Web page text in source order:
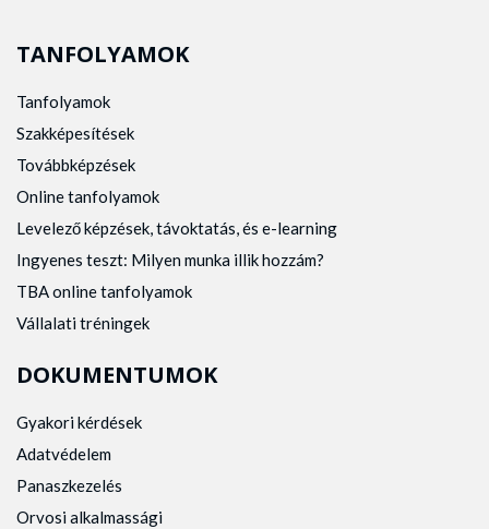
TANFOLYAMOK
Tanfolyamok
Szakképesítések
Továbbképzések
Online tanfolyamok
Levelező képzések, távoktatás, és e-learning
Ingyenes teszt: Milyen munka illik hozzám?
TBA online tanfolyamok
Vállalati tréningek
DOKUMENTUMOK
Gyakori kérdések
Adatvédelem
Panaszkezelés
Orvosi alkalmassági